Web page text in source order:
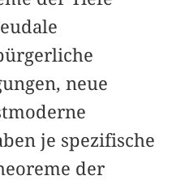
neue
je spezifische
der